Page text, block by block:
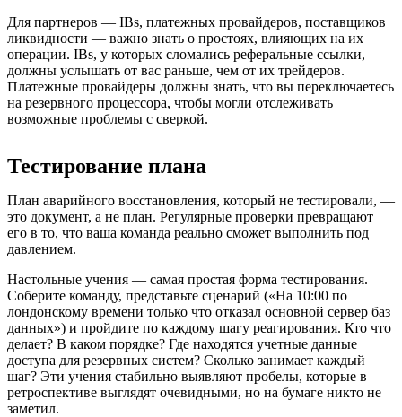
Для партнеров — IBs, платежных провайдеров, поставщиков
ликвидности — важно знать о простоях, влияющих на их
операции. IBs, у которых сломались реферальные ссылки,
должны услышать от вас раньше, чем от их трейдеров.
Платежные провайдеры должны знать, что вы переключаетесь
на резервного процессора, чтобы могли отслеживать
возможные проблемы с сверкой.
Тестирование плана
План аварийного восстановления, который не тестировали, —
это документ, а не план. Регулярные проверки превращают
его в то, что ваша команда реально сможет выполнить под
давлением.
Настольные учения — самая простая форма тестирования.
Соберите команду, представьте сценарий («На 10:00 по
лондонскому времени только что отказал основной сервер баз
данных») и пройдите по каждому шагу реагирования. Кто что
делает? В каком порядке? Где находятся учетные данные
доступа для резервных систем? Сколько занимает каждый
шаг? Эти учения стабильно выявляют пробелы, которые в
ретроспективе выглядят очевидными, но на бумаге никто не
заметил.